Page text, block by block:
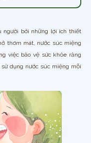
người bởi những lợi ích thiết
thơm mát, nước súc miệng
việc bảo vệ sức khỏe răng
dụng nước súc miệng mỗi